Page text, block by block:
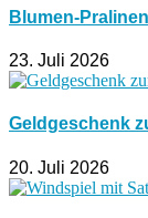
Blumen-
23. Juli 2026
Geldgeschenk
20. Juli 2026